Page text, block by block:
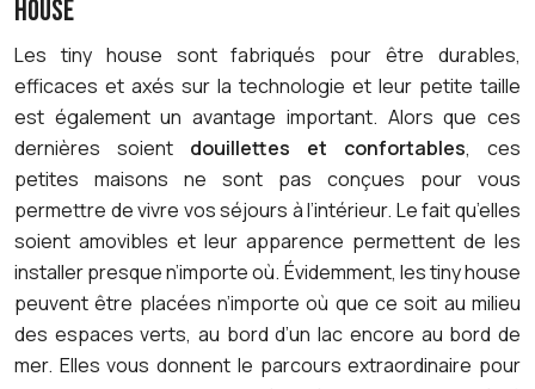
HOUSE
Les tiny house sont fabriqués pour être durables,
efficaces et axés sur la technologie et leur petite taille
est également un avantage important. Alors que ces
dernières soient douillettes et confortables, ces
petites maisons ne sont pas conçues pour vous
permettre de vivre vos séjours à l’intérieur. Le fait qu’elles
soient amovibles et leur apparence permettent de les
installer presque n’importe où. Évidemment, les tiny house
peuvent être placées n’importe où que ce soit au milieu
des espaces verts, au bord d’un lac encore au bord de
mer. Elles vous donnent le parcours extraordinaire pour